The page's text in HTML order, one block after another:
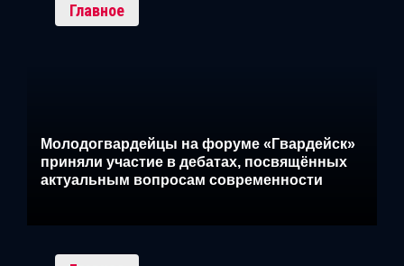
Главное
Молодогвардейцы на форуме «Гвардейск»
приняли участие в дебатах, посвящённых
актуальным вопросам современности